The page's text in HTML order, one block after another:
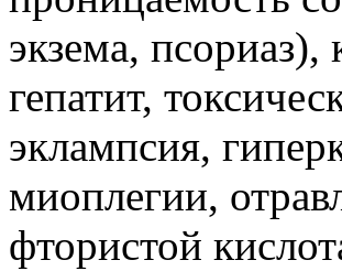
экзема,
гепатит,
эклампсия,
миоплегии,
фтористой